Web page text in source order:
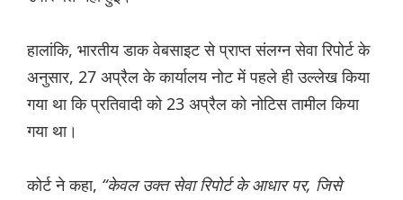
हालांकि, भारतीय डाक वेबसाइट से प्राप्त संलग्न सेवा रिपोर्ट के
अनुसार, 27 अप्रैल के कार्यालय नोट में पहले ही उल्लेख किया
गया था कि प्रतिवादी को 23 अप्रैल को नोटिस तामील किया
गया था।
कोर्ट ने कहा, “केवल उक्त सेवा रिपोर्ट के आधार पर, जिसे